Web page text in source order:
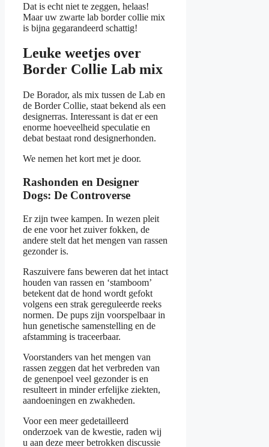
Dat is echt niet te zeggen, helaas!
Maar uw zwarte lab border collie mix
is bijna gegarandeerd schattig!
Leuke weetjes over
Border Collie Lab mix
De Borador, als mix tussen de Lab en
de Border Collie, staat bekend als een
designerras. Interessant is dat er een
enorme hoeveelheid speculatie en
debat bestaat rond designerhonden.
We nemen het kort met je door.
Rashonden en Designer
Dogs: De Controverse
Er zijn twee kampen. In wezen pleit
de ene voor het zuiver fokken, de
andere stelt dat het mengen van rassen
gezonder is.
Raszuivere fans beweren dat het intact
houden van rassen en ‘stamboom’
betekent dat de hond wordt gefokt
volgens een strak gereguleerde reeks
normen. De pups zijn voorspelbaar in
hun genetische samenstelling en de
afstamming is traceerbaar.
Voorstanders van het mengen van
rassen zeggen dat het verbreden van
de genenpoel veel gezonder is en
resulteert in minder erfelijke ziekten,
aandoeningen en zwakheden.
Voor een meer gedetailleerd
onderzoek van de kwestie, raden wij
u aan deze meer betrokken discussie